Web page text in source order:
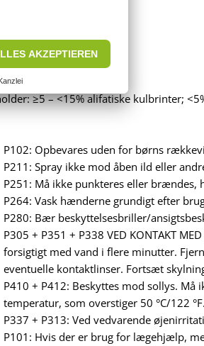
≥5 – <15% alifatiske kulbrinter;
P102: Opbevares uden for børns
P211: Spray ikke mod åben ild eller
P251: Må ikke punkteres eller brændes,
P264: Vask hænderne grundigt efter
P280: Bær beskyttelsesbriller/
P305 + P351 + P338 VED KONTAKT
forsigtigt med vand i flere minutter.
eventuelle kontaktlinser. Fortsæt
P410 + P412: Beskyttes mod sollys. Må
temperatur, som overstiger 50 °C/122 °F.
P337 + P313: Ved vedvarende
P101: Hvis der er brug for lægehjælp,